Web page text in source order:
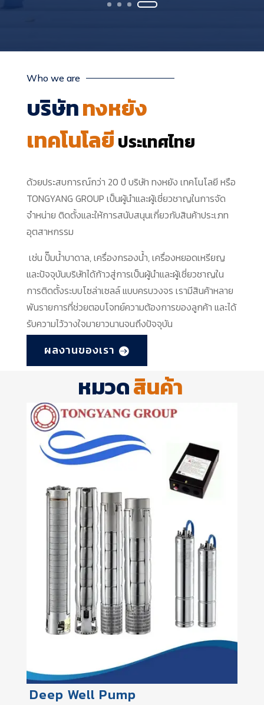
Who we are
บริษัททงหยัง
เทคโนโลยีประเทศไทย
ด้วยประสบการณ์กว่า 20 ปี บริษัท ทงหยัง เทคโนโลยี หรือ
TONGYANG GROUP เป็นผู้นำและผู้เชี่ยวชาญในการจัด
จำหน่าย ติดตั้งและให้การสนับสนุนเกี่ยวกับสินค้าประเภท
อุตสาหกรรม
เช่น ปั๊มน้ำบาดาล, เครื่องกรองน้ำ, เครื่องหยอดเหรียญ
และปัจจุบันบริษัทได้ก้าวสู่การเป็นผู้นำและผู้เชี่ยวชาญใน
การติดตั้งระบบโซล่าเซลล์ แบบครบวงจร เรามีสินค้าหลาย
พันรายการที่ช่วยตอบโจทย์ความต้องการของลูกค้า และได้
รับความไว้วางใจมายาวนานจนถึงปัจจุบัน
ผลงานของเรา
หมวดสินค้า
Deep Well Pump